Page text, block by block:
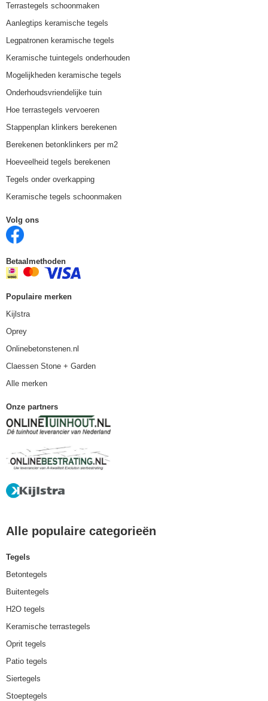
Terrastegels schoonmaken
Aanlegtips keramische tegels
Legpatronen keramische tegels
Keramische tuintegels onderhouden
Mogelijkheden keramische tegels
Onderhoudsvriendelijke tuin
Hoe terrastegels vervoeren
Stappenplan klinkers berekenen
Berekenen betonklinkers per m2
Hoeveelheid tegels berekenen
Tegels onder overkapping
Keramische tegels schoonmaken
Volg ons
Betaalmethoden
Populaire merken
Kijlstra
Oprey
Onlinebetonstenen.nl
Claessen Stone + Garden
Alle merken
Onze partners
Alle populaire categorieën
Tegels
Betontegels
Buitentegels
H2O tegels
Keramische terrastegels
Oprit tegels
Patio tegels
Siertegels
Stoeptegels